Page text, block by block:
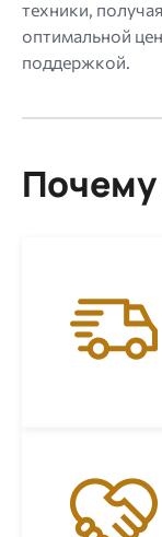
техники,
оптимальной
поддержкой.
Почему